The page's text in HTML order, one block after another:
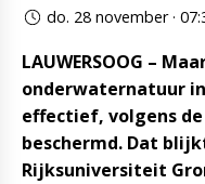
do. 28 november ·
LAUWERSOOG –
onderwaternatuur
effectief, volgens
beschermd. Dat
Rijksuniversiteit